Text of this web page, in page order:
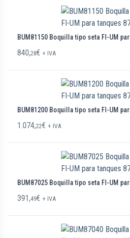
BUM81150 Boquilla tipo seta FI-UM
840,28€ + IVA
BUM81200 Boquilla tipo seta FI-UM
1.074,22€ + IVA
BUM87025 Boquilla tipo seta FI-UM
391,49€ + IVA